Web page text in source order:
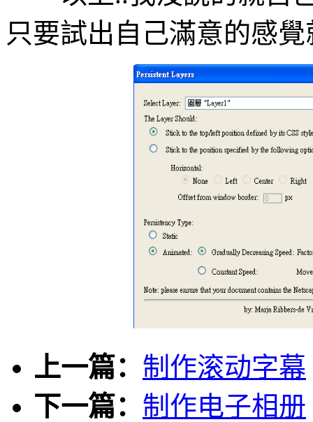
只要試出自己滿意的感
上一篇： 制作滚动字幕
下一篇： 制作电子相册